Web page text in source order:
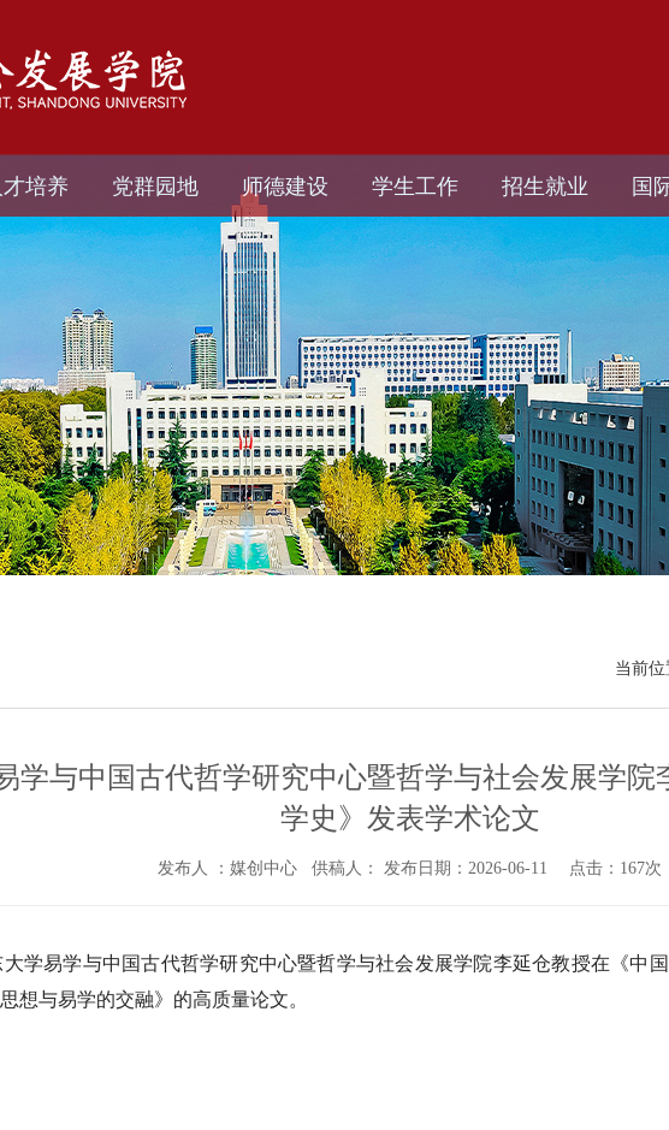
才培养 党群园地 师德建设 学生工作 招生就业 国
当前位
学与中国古代哲学研究中心暨哲学与社会发展学院
学史》发表学术论文
发布人 ：媒创中心 供稿人： 发布日期：2026-06-11 点击： 167次
学易学与中国古代哲学研究中心暨哲学与社会发展学院李延仓教授在《中
思想与易学的交融》的高质量论文。